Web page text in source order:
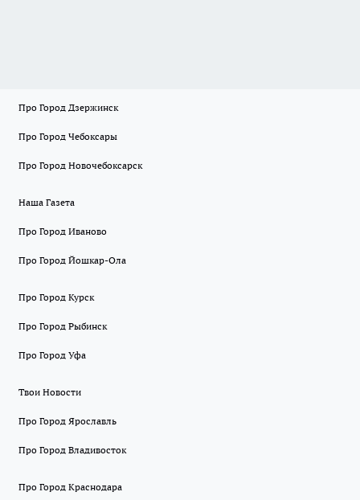
Про Город Дзержинск
Про Город Чебоксары
Про Город Новочебоксарск
Наша Газета
Про Город Иваново
Про Город Йошкар-Ола
Про Город Курск
Про Город Рыбинск
Про Город Уфа
Твои Новости
Про Город Ярославль
Про Город Владивосток
Про Город Краснодара